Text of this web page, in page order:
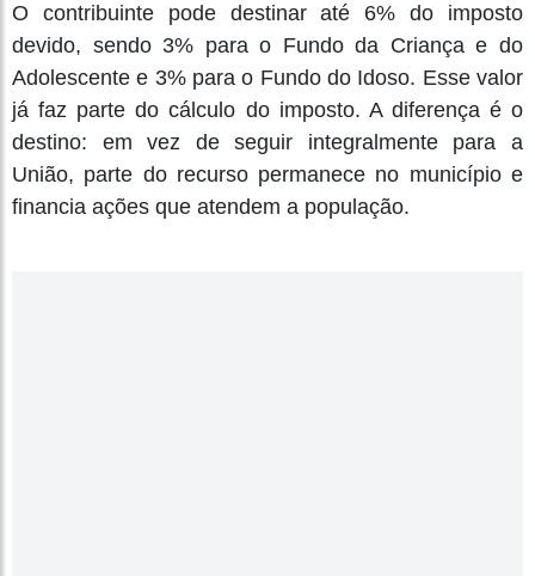
O contribuinte pode destinar até 6% do imposto
devido, sendo 3% para o Fundo da Criança e do
Adolescente e 3% para o Fundo do Idoso. Esse valor
já faz parte do cálculo do imposto. A diferença é o
destino: em vez de seguir integralmente para a
União, parte do recurso permanece no município e
financia ações que atendem a população.